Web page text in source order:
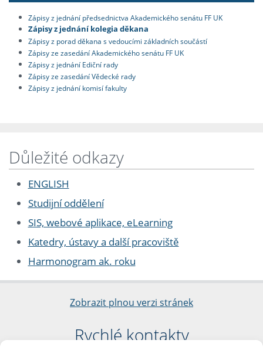
Zápisy z jednání předsednictva Akademického senátu FF UK
Zápisy z jednání kolegia děkana
Zápisy z porad děkana s vedoucími základních součástí
Zápisy ze zasedání Akademického senátu FF UK
Zápisy z jednání Ediční rady
Zápisy ze zasedání Vědecké rady
Zápisy z jednání komisí fakulty
Důležité odkazy
ENGLISH
Studijní oddělení
SIS, webové aplikace, eLearning
Katedry, ústavy a další pracoviště
Harmonogram ak. roku
Zobrazit plnou verzi stránek
Rychlé kontakty